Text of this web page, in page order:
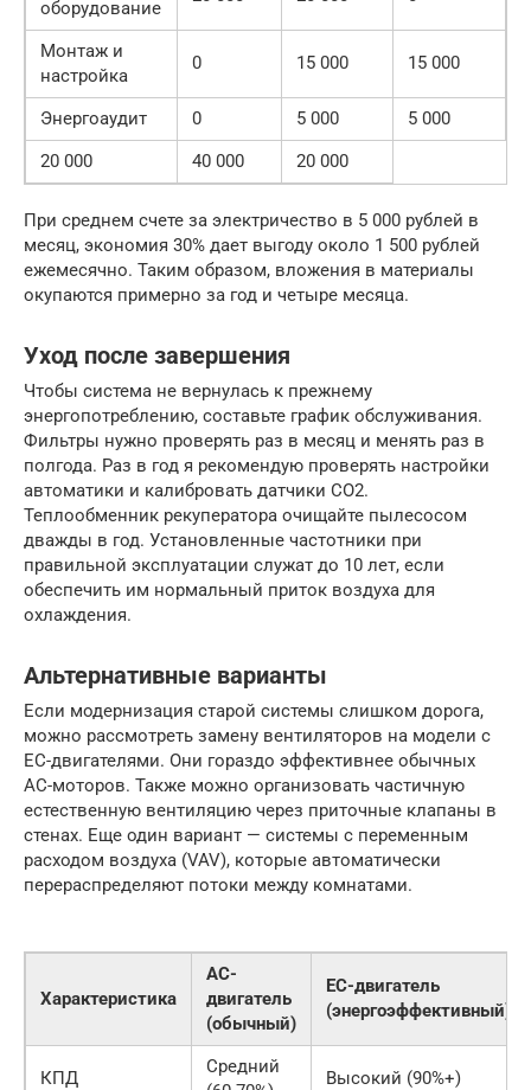
оборудование
Монтаж и
настройка
0 15 000 15 000
Энергоаудит 0 5 000
5 000
20 000
40 000 20 000
При среднем счете за электричество в 5 000 рублей в
месяц, экономия 30% дает выгоду около 1 500 рублей
ежемесячно. Таким образом, вложения в материалы
окупаются примерно за год и четыре месяца.
Уход после завершения
Чтобы система не вернулась к прежнему
энергопотреблению, составьте график обслуживания.
Фильтры нужно проверять раз в месяц и менять раз в
полгода. Раз в год я рекомендую проверять настройки
автоматики и калибровать датчики CO2.
Теплообменник рекуператора очищайте пылесосом
дважды в год. Установленные частотники при
правильной эксплуатации служат до 10 лет, если
обеспечить им нормальный приток воздуха для
охлаждения.
Альтернативные варианты
Если модернизация старой системы слишком дорога,
можно рассмотреть замену вентиляторов на модели с
EC-двигателями. Они гораздо эффективнее обычных
AC-моторов. Также можно организовать частичную
естественную вентиляцию через приточные клапаны в
стенах. Еще один вариант — системы с переменным
расходом воздуха (VAV), которые автоматически
перераспределяют потоки между комнатами.
Характеристика
AC-
двигатель
(обычный)
EC-двигатель
(энергоэффективный)
КПД
Средний
Высокий (90%+)